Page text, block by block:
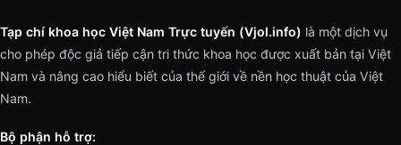
Tạp chí khoa học Việt Nam Trực tuyến (Vjol.info) là một dịch vụ
cho phép độc giả tiếp cận tri thức khoa học được xuất bản tại Việt
Nam và nâng cao hiểu biết của thế giới về nền học thuật của Việt
Nam.
Bộ phận hỗ trợ: